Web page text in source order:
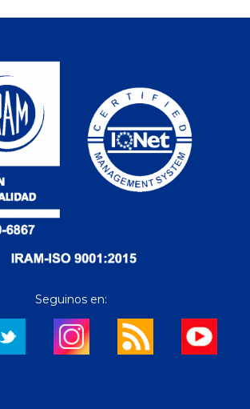
Seguinos en: